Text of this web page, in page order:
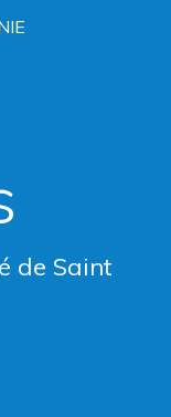
de Saint